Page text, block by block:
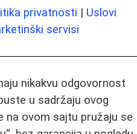
privatnosti | Uslovi
servisi
nikakvu odgovornost
u sadržaju ovog
na ovom sajtu pružaju se